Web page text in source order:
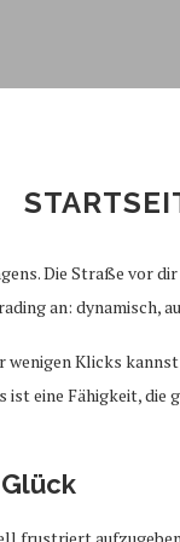
Die Straße vor
an: dynamisch,
wenigen Klicks
eine Fähigkeit,